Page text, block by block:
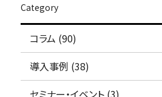
活用方法
検討状況の見える化(営業活動)
見込み顧客の育成(マーケティング)
電子カタログ/Web社内報
資料の一元管理
導入事例
カタログ資料
Category
コラム (90)
導入事例 (38)
セミナー・イベント (3)